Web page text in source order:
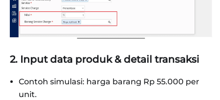
2. Input data produk & detail transaksi
Contoh simulasi: harga barang Rp 55.000 per
unit.